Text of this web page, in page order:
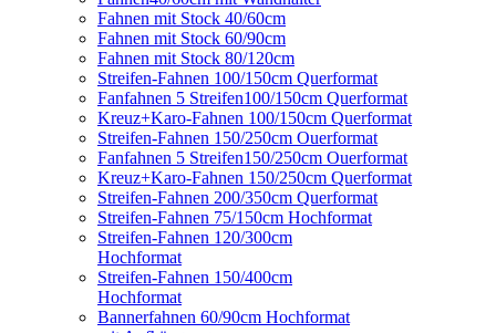
Fahnen mit Stock 40/60cm
Fahnen mit Stock 60/90cm
Fahnen mit Stock 80/120cm
Streifen-Fahnen 100/150cm Querformat
Fanfahnen 5 Streifen100/150cm Querformat
Kreuz+Karo-Fahnen 100/150cm Querformat
Streifen-Fahnen 150/250cm Ouerformat
Fanfahnen 5 Streifen150/250cm Ouerformat
Kreuz+Karo-Fahnen 150/250cm Querformat
Streifen-Fahnen 200/350cm Querformat
Streifen-Fahnen 75/150cm Hochformat
Streifen-Fahnen 120/300cm
Hochformat
Streifen-Fahnen 150/400cm
Hochformat
Bannerfahnen 60/90cm Hochformat